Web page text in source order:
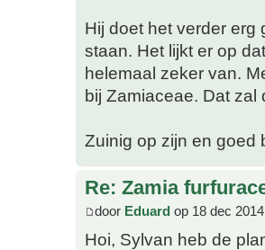
Hij doet het verder erg
staan. Het lijkt er op
helemaal zeker van.
bij Zamiaceae. Dat zal
Zuinig op zijn en goed
Re: Zamia
door Eduard op 18 dec
Hoi, Sylvan heb de